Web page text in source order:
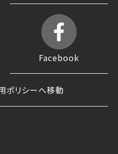
Facebook
ポリシーへ移動